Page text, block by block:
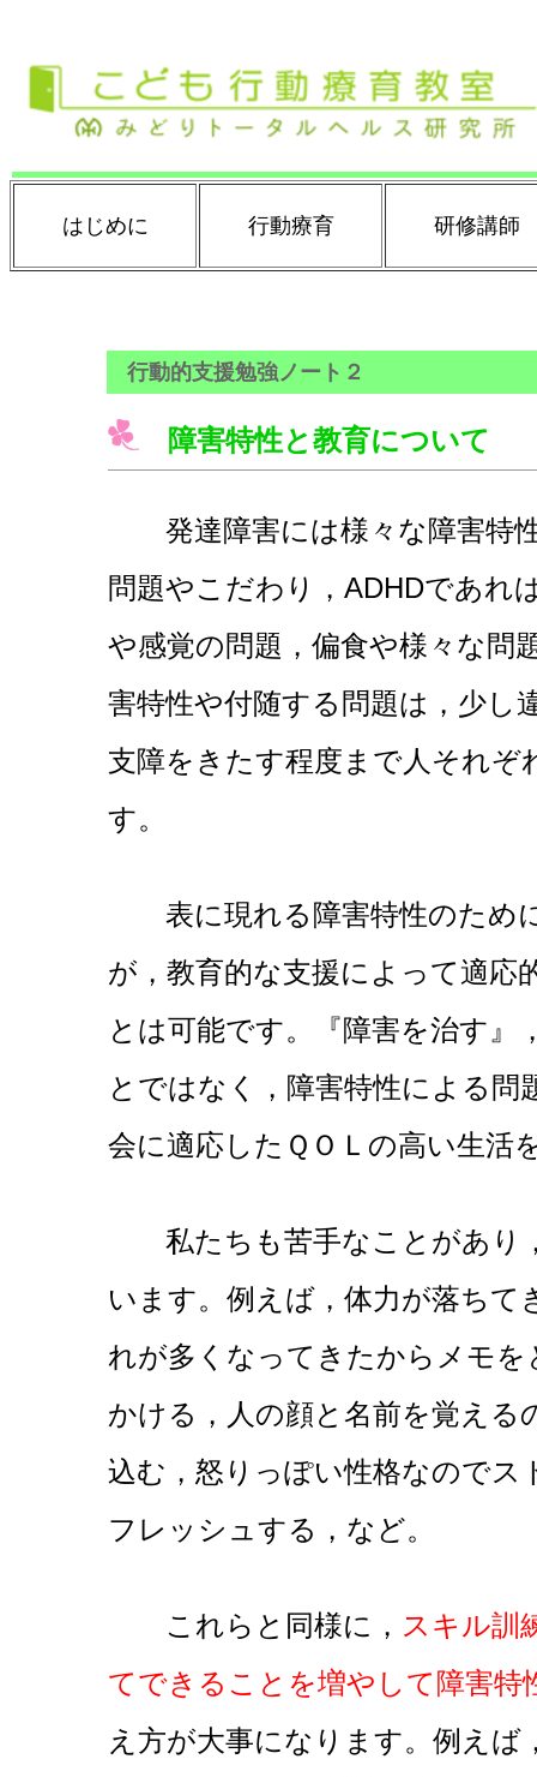
はじめに 行動療育 研修講師
行動的支援勉強ノート２
障害特性と教育について
発達障害には様々な障害特
問題やこだわり，ADHDであれ
や感覚の問題，偏食や様々な問
害特性や付随する問題は，少し
支障をきたす程度まで人それ
す。
表に現れる障害特性のため
が，教育的な支援によって適応
とは可能です。『障害を治す』
とではなく，障害特性による
会に適応したＱＯＬの高い生活
私たちも苦手なことがあり
います。例えば，体力が落ち
れが多くなってきたからメモ
かける，人の顔と名前を覚える
込む，怒りっぽい性格なので
フレッシュする，など。
これらと同様に， スキル訓
てできることを増やして障害特
え方が大事になります。例え